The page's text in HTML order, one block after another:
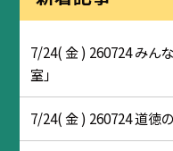
7/24( 金 ) 260724 みん
室」
7/24( 金 ) 260724 道徳